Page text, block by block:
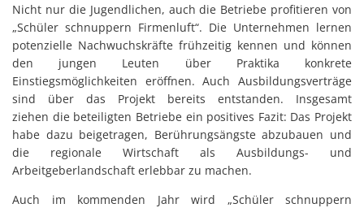
Nicht nur die Jugendlichen, auch die Betriebe profitieren von
„Schüler schnuppern Firmenluft“. Die Unternehmen lernen
potenzielle Nachwuchskräfte frühzeitig kennen und können
den jungen Leuten über Praktika konkrete
Einstiegsmöglichkeiten eröffnen. Auch Ausbildungsverträge
sind über das Projekt bereits entstanden. Insgesamt
ziehen die beteiligten Betriebe ein positives Fazit: Das Projekt
habe dazu beigetragen, Berührungsängste abzubauen und
die regionale Wirtschaft als Ausbildungs- und
Arbeitgeberlandschaft erlebbar zu machen.
Auch im kommenden Jahr wird „Schüler schnuppern